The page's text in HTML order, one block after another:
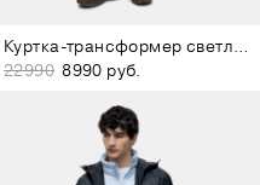
Куртка-трансформер светло-зелёная рипстоп
22990 8990 руб.